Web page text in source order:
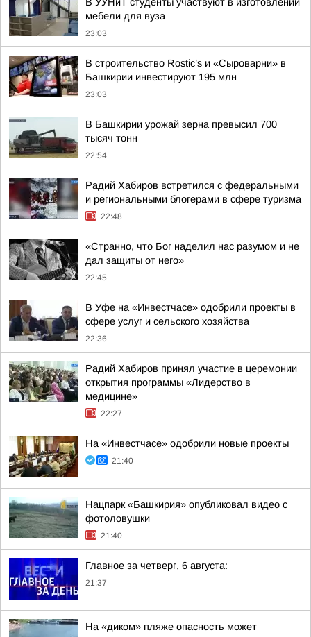
мебели для вуза
23:03
В строительство Rostic’s и «Сыроварни» в
Башкирии инвестируют 195 млн
23:03
В Башкирии урожай зерна превысил 700
тысяч тонн
22:54
Радий Хабиров встретился с федеральными
и региональными блогерами в сфере туризма
22:48
«Странно, что Бог наделил нас разумом и не
дал защиты от него»
22:45
В Уфе на «Инвестчасе» одобрили проекты в
сфере услуг и сельского хозяйства
22:36
Радий Хабиров принял участие в церемонии
открытия программы «Лидерство в
медицине»
22:27
На «Инвестчасе» одобрили новые проекты
21:40
Нацпарк «Башкирия» опубликовал видео с
фотоловушки
21:40
Главное за четверг, 6 августа:
21:37
На «диком» пляже опасность может